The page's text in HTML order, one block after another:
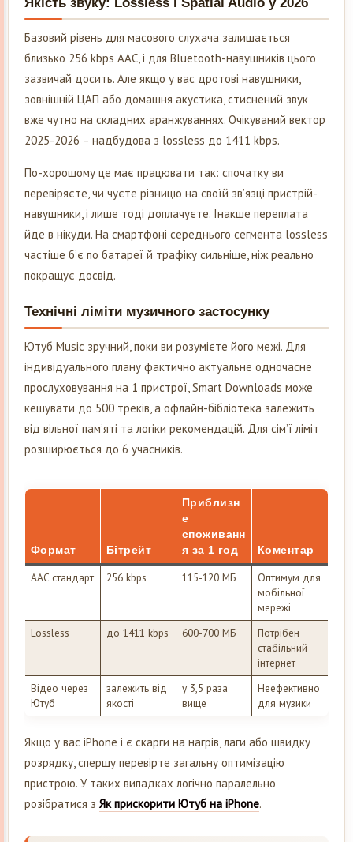
Якість звуку: Lossless і Spatial Audio у 2026
Базовий рівень для масового слухача залишається
близько 256 kbps AAC, і для Bluetooth-навушників цього
зазвичай досить. Але якщо у вас дротові навушники,
зовнішній ЦАП або домашня акустика, стиснений звук
вже чутно на складних аранжуваннях. Очікуваний вектор
2025-2026 – надбудова з lossless до 1411 kbps.
По-хорошому це має працювати так: спочатку ви
перевіряєте, чи чуєте різницю на своїй зв’язці пристрій-
навушники, і лише тоді доплачуєте. Інакше переплата
йде в нікуди. На смартфоні середнього сегмента lossless
частіше б’є по батареї й трафіку сильніше, ніж реально
покращує досвід.
Технічні ліміти музичного застосунку
Ютуб Music зручний, поки ви розумієте його межі. Для
індивідуального плану фактично актуальне одночасне
прослуховування на 1 пристрої, Smart Downloads може
кешувати до 500 треків, а офлайн-бібліотека залежить
від вільної пам’яті та логіки рекомендацій. Для сім’ї ліміт
розширюється до 6 учасників.
Формат Бітрейт
Приблизн
е
споживанн
я за 1 год
Коментар
AAC стандарт 256 kbps 115-120 МБ
Оптимум для
мобільної
мережі
Lossless
до 1411 kbps 600-700 МБ
Потрібен
стабільний
інтернет
Відео через
Ютуб
залежить від
якості
у 3,5 раза
вище
Неефективно
для музики
Якщо у вас iPhone і є скарги на нагрів, лаги або швидку
розрядку, спершу перевірте загальну оптимізацію
пристрою. У таких випадках логічно паралельно
розібратися з Як прискорити Ютуб на iPhone.